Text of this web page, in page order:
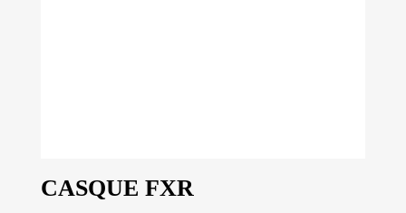
CASQUE FXR